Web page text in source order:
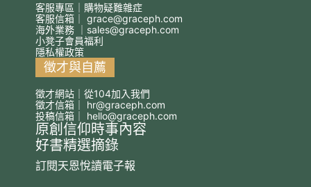
客服專區｜購物疑難雜症
客服信箱｜ grace@graceph.com
海外業務 ｜ sales@graceph.com
小凳子會員福利
隱私權政策
徵才與自薦
徵才網站｜從104加入我們
徵才信箱｜ hr@graceph.com
投稿信箱｜ hello@graceph.com
原創信仰時事內容
好書精選摘錄
訂閱天恩悅讀電子報